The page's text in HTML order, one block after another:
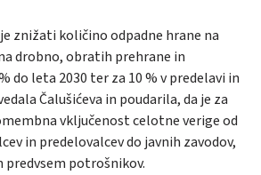
znižati količino odpadne hrane na
drobno, obratih prehrane in
do leta 2030 ter za 10 % v predelavi in
Čalušićeva in poudarila, da je za
vključenost celotne verige od
in predelovalcev do javnih zavodov,
predvsem potrošnikov.